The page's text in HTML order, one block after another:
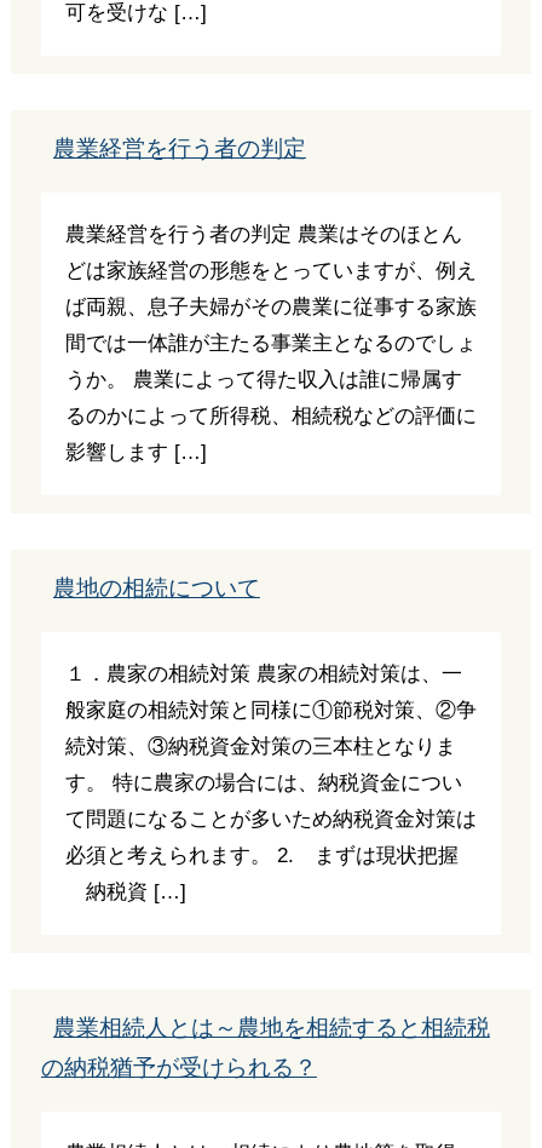
可を受けな […]
農業経営を行う者の判定
農業経営を行う者の判定 農業はそのほとん
どは家族経営の形態をとっていますが、例え
ば両親、息子夫婦がその農業に従事する家族
間では一体誰が主たる事業主となるのでしょ
うか。 農業によって得た収入は誰に帰属す
るのかによって所得税、相続税などの評価に
影響します […]
農地の相続について
１．農家の相続対策 農家の相続対策は、一
般家庭の相続対策と同様に①節税対策、②争
続対策、③納税資金対策の三本柱となりま
す。 特に農家の場合には、納税資金につい
て問題になることが多いため納税資金対策は
必須と考えられます。 2. まずは現状把握
納税資 […]
農業相続人とは～農地を相続すると相続税
の納税猶予が受けられる？